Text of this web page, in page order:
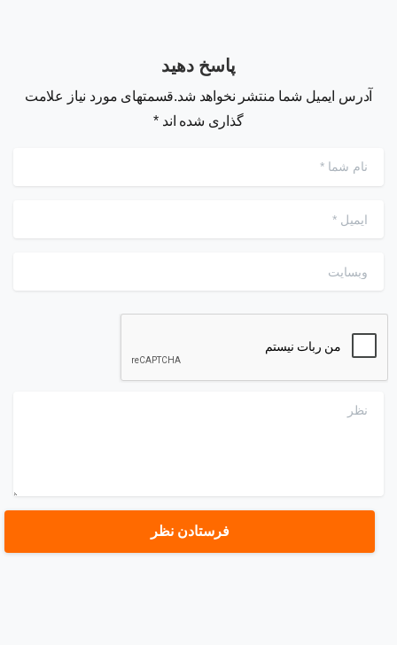
پاسخ دهید
آدرس ایمیل شما منتشر نخواهد شد.قسمتهای مورد نیاز علامت
گذاری شده اند *
نام شما
ایمیل
وبسایت